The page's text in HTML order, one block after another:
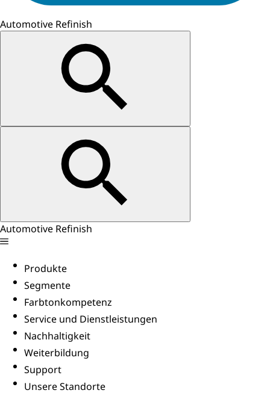
Automotive Refinish
Automotive Refinish
Produkte
Segmente
Farbtonkompetenz
Service und Dienstleistungen
Nachhaltigkeit
Weiterbildung
Support
Unsere Standorte